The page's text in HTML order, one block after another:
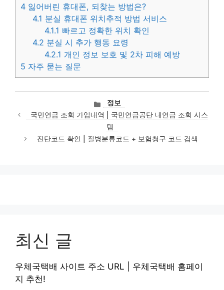
4 잃어버린 휴대폰, 되찾는 방법은?
4.1 분실 휴대폰 위치추적 방법 서비스
4.1.1 빠르고 정확한 위치 확인
4.2 분실 시 추가 행동 요령
4.2.1 개인 정보 보호 및 2차 피해 예방
5 자주 묻는 질문
카
테
고
리
정보
국민연금 조회 가입내역 | 국민연금공단 내연금 조회 시스
템
진단코드 확인 | 질병분류코드 + 보험청구 코드 검색
최신 글
우체국택배 사이트 주소 URL | 우체국택배 홈페이
지 추천!